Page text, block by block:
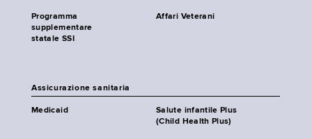
Programma
supplementare
statale SSI
Affari Veterani
Assicurazione sanitaria
Medicaid
Salute infantile Plus
(Child Health Plus)